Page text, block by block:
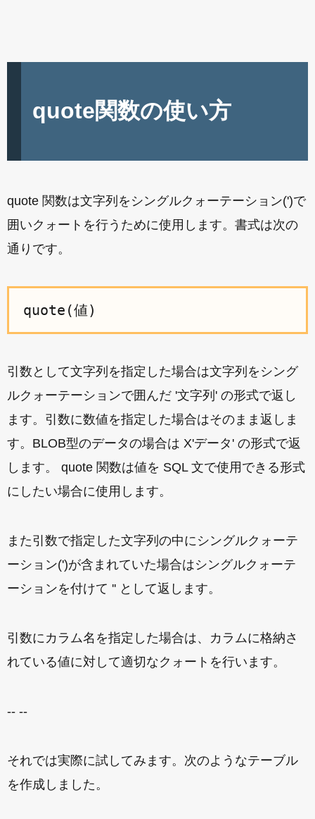
quote関数の使い方
quote 関数は文字列をシングルクォーテーション(')で
囲いクォートを行うために使用します。書式は次の
通りです。
quote(値)
引数として文字列を指定した場合は文字列をシング
ルクォーテーションで囲んだ '文字列' の形式で返し
ます。引数に数値を指定した場合はそのまま返しま
す。BLOB型のデータの場合は X'データ' の形式で返
します。 quote 関数は値を SQL 文で使用できる形式
にしたい場合に使用します。
また引数で指定した文字列の中にシングルクォーテ
ーション(')が含まれていた場合はシングルクォーテ
ーションを付けて '' として返します。
引数にカラム名を指定した場合は、カラムに格納さ
れている値に対して適切なクォートを行います。
-- --
それでは実際に試してみます。次のようなテーブル
を作成しました。